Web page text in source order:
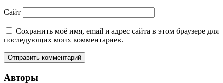
Сайт
Сохранить моё имя, email и адрес сайта в этом браузере для
последующих моих комментариев.
Авторы